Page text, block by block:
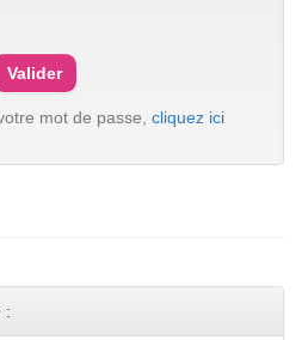
mot de passe, cliquez ici
: